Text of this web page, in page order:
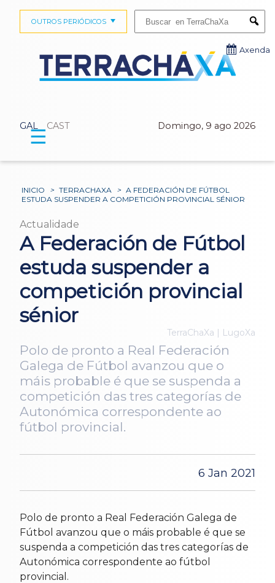
GAL CAST Domingo, 9 ago 2026
OUTROS PERIÓDICOS
Axenda
☰
INICIO > TERRACHAXA > A FEDERACIÓN DE FÚTBOL
ESTUDA SUSPENDER A COMPETICIÓN PROVINCIAL SÉNIOR
Actualidade
A Federación de Fútbol
estuda suspender a
competición provincial
sénior
TerraChaXa | LugoXa
Polo de pronto a Real Federación
Galega de Fútbol avanzou que o
máis probable é que se suspenda a
competición das tres categorías de
Autonómica correspondente ao
fútbol provincial.
6 Jan 2021
Polo de pronto a Real Federación Galega de
Fútbol avanzou que o máis probable é que se
suspenda a competición das tres categorías de
Autonómica correspondente ao fútbol
provincial.